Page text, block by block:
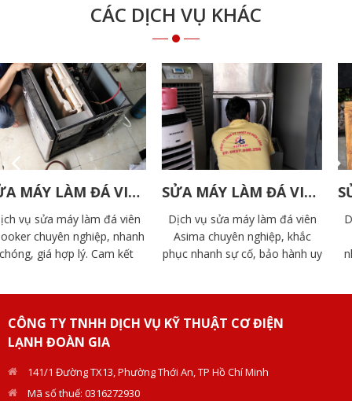
CÁC DỊCH VỤ KHÁC
Dịch vụ sửa máy làm đá viên
Asima chuyên nghiệp, khắc
phục nhanh sự cố, bảo hành uy
Dịch vụ sửa máy làm đá viên
IceMaster chuyên nghiệp,
nhanh chóng. Khắc phục triệt
CÔNG TY TNHH DỊCH VỤ KỸ THUẬT CƠ ĐIỆN
LẠNH ĐOÀN GIA
141/1 Đường TX13, Phường Thới An, TP Hồ Chí Minh
Mã số thuế: 0316272930